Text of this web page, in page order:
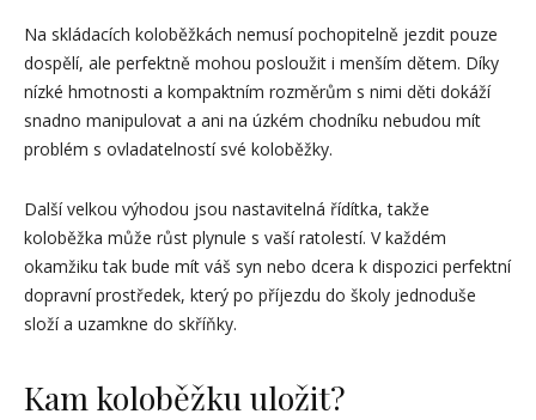
Na skládacích koloběžkách nemusí pochopitelně jezdit pouze
dospělí, ale perfektně mohou posloužit i menším dětem. Díky
nízké hmotnosti a kompaktním rozměrům s nimi děti dokáží
snadno manipulovat a ani na úzkém chodníku nebudou mít
problém s ovladatelností své koloběžky.
Další velkou výhodou jsou nastavitelná řídítka, takže
koloběžka může růst plynule s vaší ratolestí. V každém
okamžiku tak bude mít váš syn nebo dcera k dispozici perfektní
dopravní prostředek, který po příjezdu do školy jednoduše
složí a uzamkne do skříňky.
Kam koloběžku uložit?